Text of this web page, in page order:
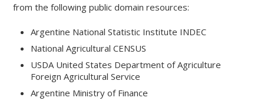
from the following public domain resources:
Argentine National Statistic Institute INDEC
National Agricultural CENSUS
USDA United States Department of Agriculture
Foreign Agricultural Service
Argentine Ministry of Finance